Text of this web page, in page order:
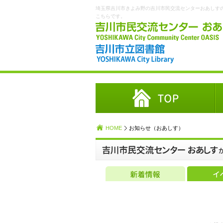
埼玉県吉川市きよみ野の吉川市民交流センターおあしす
こちらです。
HOME お知らせ（おあしす）